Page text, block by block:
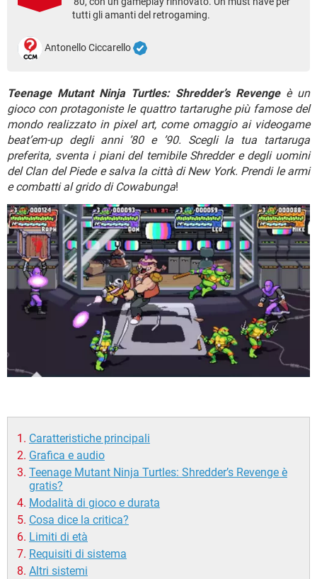
TIKTOK FACEBOOK
tutti gli amanti del retrogaming.
Antonello Ciccarello
Teenage Mutant Ninja Turtles: Shredder’s Revengeè un
gioco con protagoniste le quattro tartarughe più famose del
mondo realizzato in pixel art, come omaggio ai videogame
beat’em-up degli anni ’80 e ’90. Scegli la tua tartaruga
preferita, sventa i piani del temibile Shredder e degli uomini
del Clan del Piede e salva la città di New York. Prendi le armi
e combatti al grido di Cowabunga!
Caratteristiche principali
Grafica e audio
Teenage Mutant Ninja Turtles: Shredder’s Revenge è
gratis?
Modalità di gioco e durata
Cosa dice la critica?
Limiti di età
Requisiti di sistema
Altri sistemi